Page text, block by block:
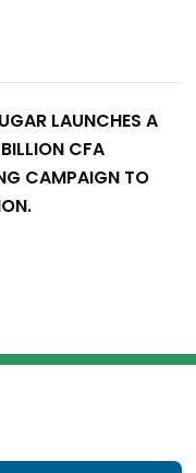
LAUNCHES A
CFA
CAMPAIGN TO